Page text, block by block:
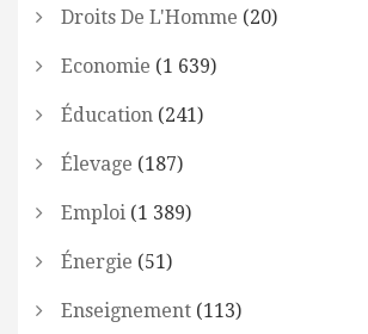
Droits De L'Homme (20)
Economie (1 639)
Éducation (241)
Élevage (187)
Emploi (1 389)
Énergie (51)
Enseignement (113)